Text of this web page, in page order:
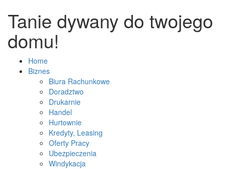
Tanie dywany do twojego
domu!
Home
Biznes
Biura Rachunkowe
Doradztwo
Drukarnie
Handel
Hurtownie
Kredyty, Leasing
Oferty Pracy
Ubezpieczenia
Windykacja